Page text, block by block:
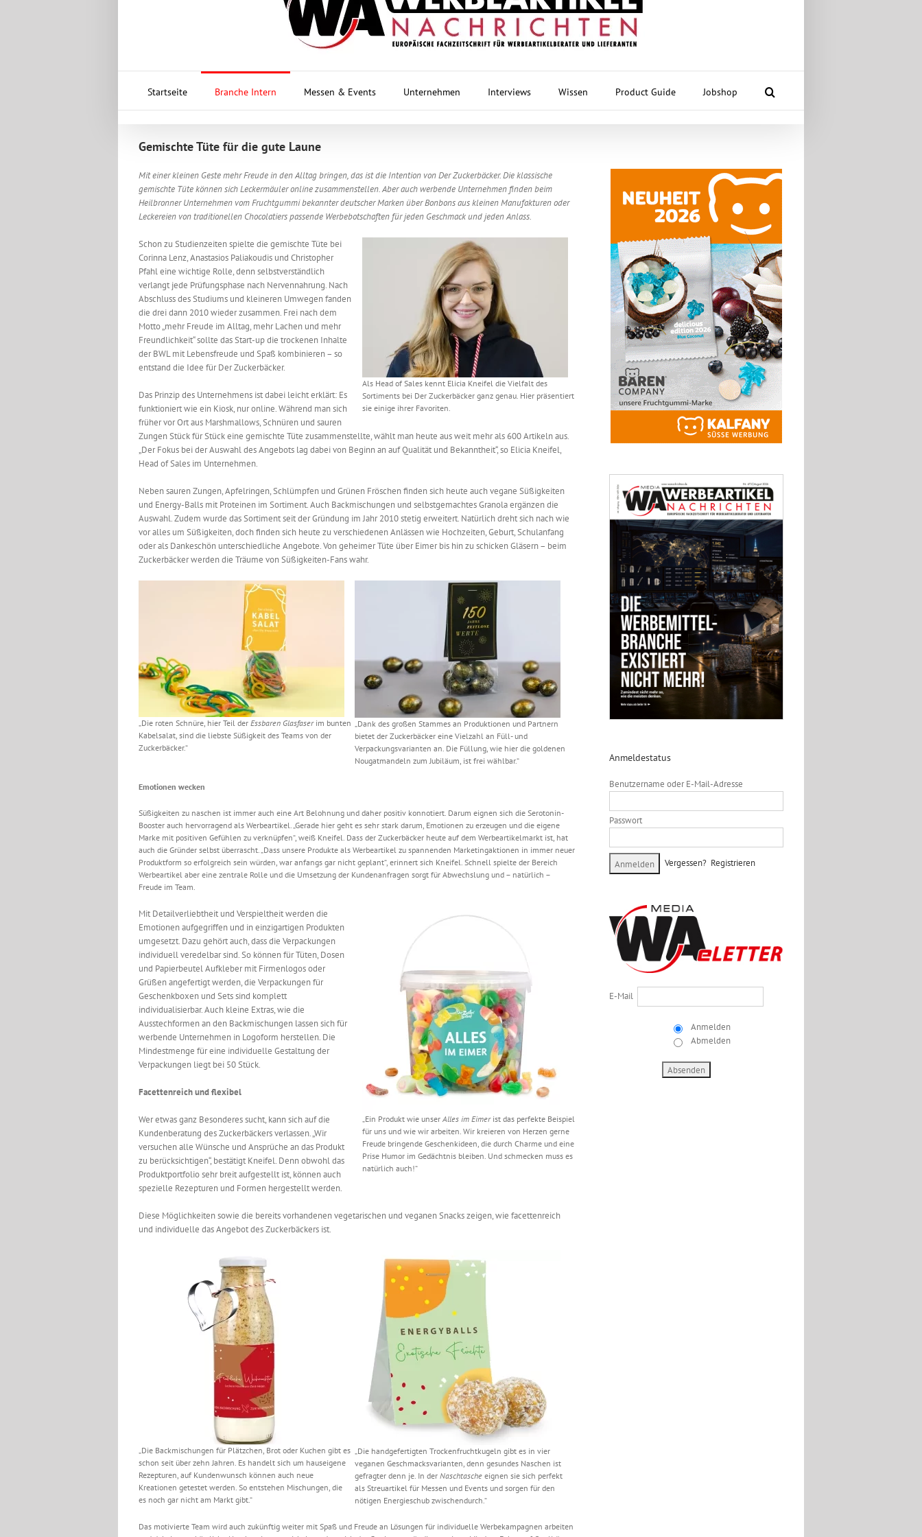
Startseite Branche Intern Messen & Events Unternehmen Interviews Wissen Product Guide Jobshop
Gemischte Tüte für die gute Laune
Mit einer kleinen Geste mehr Freude in den Alltag bringen, das ist die Intention von Der Zuckerbäcker. Die klassische
gemischte Tüte können sich Leckermäuler online zusammenstellen. Aber auch werbende Unternehmen finden beim
Heilbronner Unternehmen vom Fruchtgummi bekannter deutscher Marken über Bonbons aus kleinen Manufakturen oder
Leckereien von traditionellen Chocolatiers passende Werbebotschaften für jeden Geschmack und jeden Anlass.
Als Head of Sales kennt Elicia Kneifel die Vielfalt des
Sortiments bei Der Zuckerbäcker ganz genau. Hier präsentiert
sie einige ihrer Favoriten.
Schon zu Studienzeiten spielte die gemischte Tüte bei
Corinna Lenz, Anastasios Paliakoudis und Christopher
Pfahl eine wichtige Rolle, denn selbstverständlich
verlangt jede Prüfungsphase nach Nervennahrung. Nach
Abschluss des Studiums und kleineren Umwegen fanden
die drei dann 2010 wieder zusammen. Frei nach dem
Motto „mehr Freude im Alltag, mehr Lachen und mehr
Freundlichkeit“ sollte das Start-up die trockenen Inhalte
der BWL mit Lebensfreude und Spaß kombinieren – so
entstand die Idee für Der Zuckerbäcker.
Das Prinzip des Unternehmens ist dabei leicht erklärt: Es
funktioniert wie ein Kiosk, nur online. Während man sich
früher vor Ort aus Marshmallows, Schnüren und sauren
Zungen Stück für Stück eine gemischte Tüte zusammenstellte, wählt man heute aus weit mehr als 600 Artikeln aus.
„Der Fokus bei der Auswahl des Angebots lag dabei von Beginn an auf Qualität und Bekanntheit“, so Elicia Kneifel,
Head of Sales im Unternehmen.
Neben sauren Zungen, Apfelringen, Schlümpfen und Grünen Fröschen finden sich heute auch vegane Süßigkeiten
und Energy-Balls mit Proteinen im Sortiment. Auch Backmischungen und selbstgemachtes Granola ergänzen die
Auswahl. Zudem wurde das Sortiment seit der Gründung im Jahr 2010 stetig erweitert. Natürlich dreht sich nach wie
vor alles um Süßigkeiten, doch finden sich heute zu verschiedenen Anlässen wie Hochzeiten, Geburt, Schulanfang
oder als Dankeschön unterschiedliche Angebote. Von geheimer Tüte über Eimer bis hin zu schicken Gläsern – beim
Zuckerbäcker werden die Träume von Süßigkeiten-Fans wahr.
„Die roten Schnüre, hier Teil der Essbaren Glasfaserim bunten
Kabelsalat, sind die liebste Süßigkeit des Teams von der
Zuckerbäcker.“
„Dank des großen Stammes an Produktionen und Partnern
bietet der Zuckerbäcker eine Vielzahl an Füll- und
Verpackungsvarianten an. Die Füllung, wie hier die goldenen
Nougatmandeln zum Jubiläum, ist frei wählbar.“
Emotionen wecken
Süßigkeiten zu naschen ist immer auch eine Art Belohnung und daher positiv konnotiert. Darum eignen sich die Serotonin-
Booster auch hervorragend als Werbeartikel. „Gerade hier geht es sehr stark darum, Emotionen zu erzeugen und die eigene
Marke mit positiven Gefühlen zu verknüpfen“, weiß Kneifel. Dass der Zuckerbäcker heute auf dem Werbeartikelmarkt ist, hat
auch die Gründer selbst überrascht. „Dass unsere Produkte als Werbeartikel zu spannenden Marketingaktionen in immer neuer
Produktform so erfolgreich sein würden, war anfangs gar nicht geplant“, erinnert sich Kneifel. Schnell spielte der Bereich
Werbeartikel aber eine zentrale Rolle und die Umsetzung der Kundenanfragen sorgt für Abwechslung und – natürlich –
Freude im Team.
„Ein Produkt wie unserAlles im Eimerist das perfekte Beispiel
für uns und wie wir arbeiten. Wir kreieren von Herzen gerne
Freude bringende Geschenkideen, die durch Charme und eine
Prise Humor im Gedächtnis bleiben. Und schmecken muss es
natürlich auch!“
Mit Detailverliebtheit und Verspieltheit werden die
Emotionen aufgegriffen und in einzigartigen Produkten
umgesetzt. Dazu gehört auch, dass die Verpackungen
individuell veredelbar sind. So können für Tüten, Dosen
und Papierbeutel Aufkleber mit Firmenlogos oder
Grüßen angefertigt werden, die Verpackungen für
Geschenkboxen und Sets sind komplett
individualisierbar. Auch kleine Extras, wie die
Ausstechformen an den Backmischungen lassen sich für
werbende Unternehmen in Logoform herstellen. Die
Mindestmenge für eine individuelle Gestaltung der
Verpackungen liegt bei 50 Stück.
Facettenreich und flexibel
Wer etwas ganz Besonderes sucht, kann sich auf die
Kundenberatung des Zuckerbäckers verlassen. „Wir
versuchen alle Wünsche und Ansprüche an das Produkt
zu berücksichtigen“, bestätigt Kneifel. Denn obwohl das
Produktportfolio sehr breit aufgestellt ist, können auch
spezielle Rezepturen und Formen hergestellt werden.
Diese Möglichkeiten sowie die bereits vorhandenen vegetarischen und veganen Snacks zeigen, wie facettenreich
und individuelle das Angebot des Zuckerbäckers ist.
„Die Backmischungen für Plätzchen, Brot oder Kuchen gibt es
schon seit über zehn Jahren. Es handelt sich um hauseigene
Rezepturen, auf Kundenwunsch können auch neue
Kreationen getestet werden. So entstehen Mischungen, die
es noch gar nicht am Markt gibt.“
„Die handgefertigten Trockenfruchtkugeln gibt es in vier
veganen Geschmacksvarianten, denn gesundes Naschen ist
gefragter denn je. In der Naschtasche eignen sie sich perfekt
als Streuartikel für Messen und Events und sorgen für den
nötigen Energieschub zwischendurch.“
Das motivierte Team wird auch zukünftig weiter mit Spaß und Freude an Lösungen für individuelle Werbekampagnen arbeiten
Anmeldestatus
Benutzername oder E-Mail-Adresse
Passwort
Vergessen? Registrieren
E-Mail
Anmelden
Abmelden